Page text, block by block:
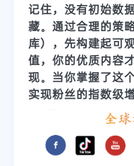
记住， 没有初始数
藏。通过合理的策
库），先构建起可
值，你的优质内容
现。当你掌握了这
实现粉丝的指数级